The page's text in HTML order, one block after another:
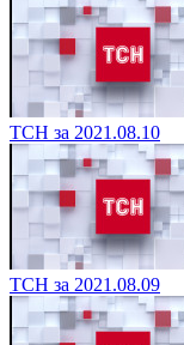
ТСН за 2021.08.10
ТСН за 2021.08.09